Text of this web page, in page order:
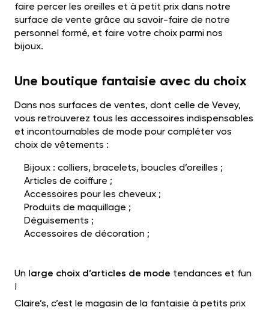
faire percer les oreilles et à petit prix dans notre
surface de vente grâce au savoir-faire de notre
personnel formé, et faire votre choix parmi nos
bijoux.
Une boutique fantaisie avec du choix
Dans nos surfaces de ventes, dont celle de Vevey,
vous retrouverez tous les accessoires indispensables
et incontournables de mode pour compléter vos
choix de vêtements :
Bijoux : colliers, bracelets, boucles d’oreilles ;
Articles de coiffure ;
Accessoires pour les cheveux ;
Produits de maquillage ;
Déguisements ;
Accessoires de décoration ;
Un large choix d’articles de mode tendances et fun
!
Claire’s, c’est le magasin de la fantaisie à petits prix